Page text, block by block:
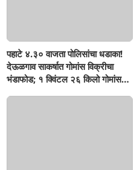
पहाटे ४.३० वाजता पोलिसांचा धडाका!
देऊळगाव साकर्षात गोमांस विक्रीचा
भंडाफोड; १ क्विंटल २६ किलो गोमांस